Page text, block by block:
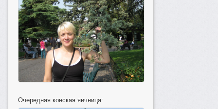
Очередная конская яичница: